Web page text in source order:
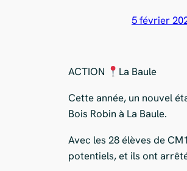
5 février
ACTION
La Baule
Cette année, un nouvel
Bois Robin à La Baule.
Avec les 28 élèves de
potentiels, et ils ont